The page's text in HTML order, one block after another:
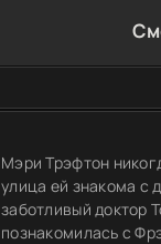
Мэри Трэфтон
улица ей знакома с
заботливый доктор
познакомилась с